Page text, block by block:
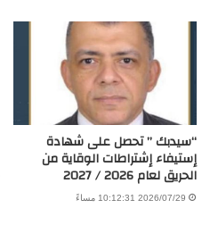
“سيدبك ” تحصل على شهادة
إستيفاء إشتراطات الوقاية من
الحريق لعام 2026 / 2027
2026/07/29 10:12:31 مساءً